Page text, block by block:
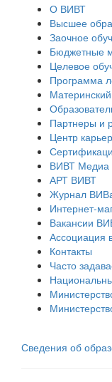
О ВИВТ
Высшее
Заочное
Бюджетные
Целевое
Программа
Партнеры и
Центр
ВИВТ Медиа
АРТ ВИВТ
Журнал
Интернет-
Вакансии
Ассоциация
Контакты
Часто
Сведения об